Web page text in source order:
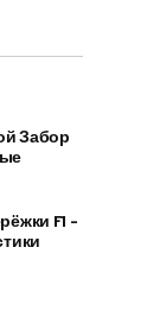
Забор
F1 –